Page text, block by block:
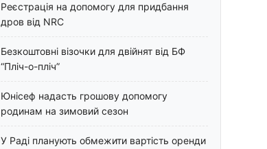
Реєстрація на допомогу для придбання
дров від NRC
Безкоштовні візочки для двійнят від БФ
“Пліч-о-пліч”
Юнісеф надасть грошову допомогу
родинам на зимовий сезон
У Раді планують обмежити вартість оренди